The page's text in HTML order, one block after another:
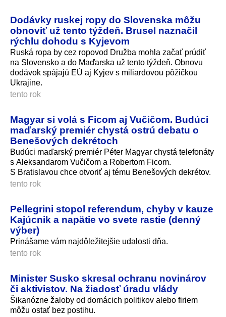
Dodávky ruskej ropy do Slovenska môžu
obnoviť už tento týždeň. Brusel naznačil
rýchlu dohodu s Kyjevom
Ruská ropa by cez ropovod Družba mohla začať prúdiť
na Slovensko a do Maďarska už tento týždeň. Obnovu
dodávok spájajú EÚ aj Kyjev s miliardovou pôžičkou
Ukrajine.
tento rok
Magyar si volá s Ficom aj Vučičom. Budúci
maďarský premiér chystá ostrú debatu o
Benešových dekrétoch
Budúci maďarský premiér Péter Magyar chystá telefonáty
s Aleksandarom Vučičom a Robertom Ficom.
S Bratislavou chce otvoriť aj tému Benešových dekrétov.
tento rok
Pellegrini stopol referendum, chyby v kauze
Kajúcnik a napätie vo svete rastie (denný
výber)
Prinášame vám najdôležitejšie udalosti dňa.
tento rok
Minister Susko skresal ochranu novinárov
či aktivistov. Na žiadosť úradu vlády
Šikanózne žaloby od domácich politikov alebo firiem
môžu ostať bez postihu.